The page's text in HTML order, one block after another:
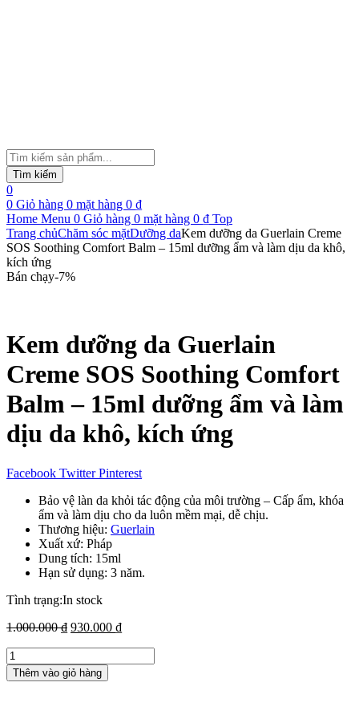
Tìm
kiếm
sản
phẩm
Tìm kiếm
0
0 Giỏ hàng 0 mặt hàng 0 ₫
Home Menu 0 Giỏ hàng 0 mặt hàng 0 ₫ Top
Trang chủChăm sóc mặtDưỡng daKem dưỡng da Guerlain Creme
SOS Soothing Comfort Balm – 15ml dưỡng ẩm và làm dịu da khô,
kích ứng
Bán chạy-7%
Kem dưỡng da Guerlain
Creme SOS Soothing Comfort
Balm – 15ml dưỡng ẩm và làm
dịu da khô, kích ứng
Facebook Twitter Pinterest
Bảo vệ làn da khỏi tác động của môi trường – Cấp ẩm, khóa
ẩm và làm dịu cho da luôn mềm mại, dễ chịu.
Thương hiệu: Guerlain
Xuất xứ: Pháp
Dung tích: 15ml
Hạn sử dụng: 3 năm.
Tình trạng:In stock
1.000.000₫ Giá
1.000.000 ₫.
930.000 ₫Giá
Kem
dưỡng
da
Thêm vào giỏ hàng